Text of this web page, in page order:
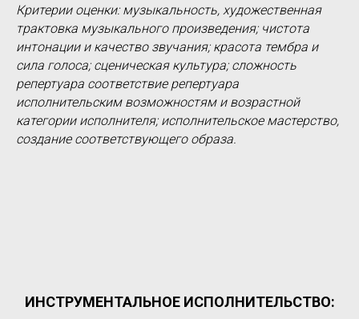
Критерии оценки: музыкальность, художественная
трактовка музыкального произведения; чистота
интонации и качество звучания; красота тембра и
сила голоса; сценическая культура; сложность
репертуара соответствие репертуара
исполнительским возможностям и возрастной
категории исполнителя; исполнительское мастерство,
создание соответствующего образа.
ИНСТРУМЕНТАЛЬНОЕ ИСПОЛНИТЕЛЬСТВО: